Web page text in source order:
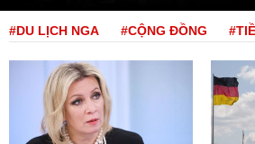
#DU LỊCH NGA #CỘNG ĐỒNG